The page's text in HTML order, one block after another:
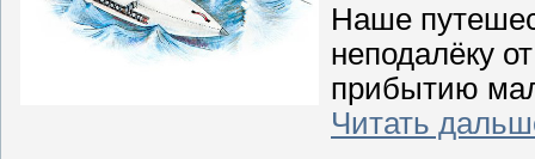
Наше
неподалёку
прибытию
Читать